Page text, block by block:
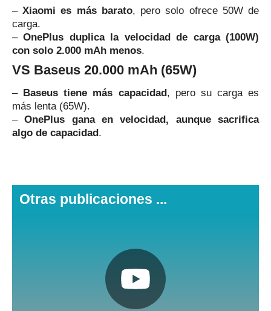
–Xiaomi es más barato, pero solo ofrece 50W de
carga.
–OnePlus duplica la velocidad de carga (100W)
con solo 2.000 mAh menos.
VS Baseus 20.000 mAh (65W)
– Baseus tiene más capacidad , pero su carga es
más lenta (65W).
–OnePlus gana en velocidad, aunque sacrifica
algo de capacidad .
Otras publicaciones ...
Pulsa aquí